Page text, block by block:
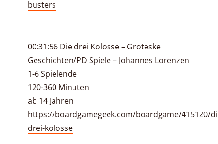
busters
00:31:56 Die drei Kolosse – Groteske
Geschichten/PD Spiele – Johannes Lorenzen
1-6 Spielende
120-360 Minuten
ab 14 Jahren
https://boardgamegeek.com/boardgame/415120/
drei-kolosse